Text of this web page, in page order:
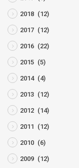
2018 (12)
2017 (12)
2016 (22)
2015 (5)
2014 (4)
2013 (12)
2012 (14)
2011 (12)
2010 (6)
2009 (12)